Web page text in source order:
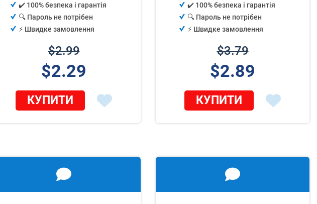
✔️ 100% безпека і гарантія
🔍 Пароль не потрібен
⚡️ Швидке замовлення
$2.99
$2.29
КУПИТИ
✔️ 100% безпека і гарантія
🔍 Пароль не потрібен
⚡️ Швидке замовлення
$3.79
$2.89
КУПИТИ